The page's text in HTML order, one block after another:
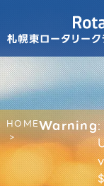
HOMEWarning: